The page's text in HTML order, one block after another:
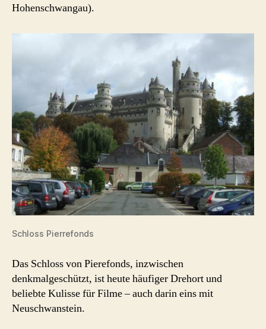
Hohenschwangau).
Schloss Pierrefonds
Das Schloss von Pierefonds, inzwischen
denkmalgeschützt, ist heute häufiger Drehort und
beliebte Kulisse für Filme – auch darin eins mit
Neuschwanstein.